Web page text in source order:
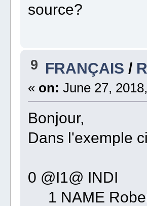
source?
9 FRANÇAIS /
« on: June 27,
Bonjour,
Dans l'exemple
0 @I1@ INDI
1 NAME